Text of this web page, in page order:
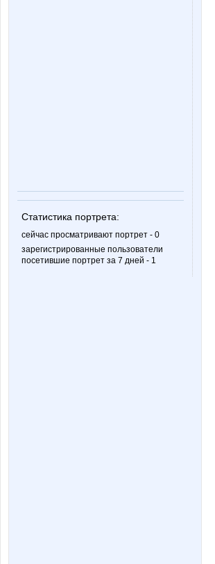
Статистика портрета:
сейчас просматривают портрет - 0
зарегистрированные пользователи
посетившие портрет за 7 дней - 1